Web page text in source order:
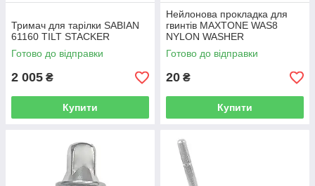
Тримач для тарілки SABIAN
61160 TILT STACKER
Готово до відправки
2 005 ₴
Купити
Нейлонова прокладка для
гвинтів MAXTONE WAS8
NYLON WASHER
Готово до відправки
20 ₴
Купити